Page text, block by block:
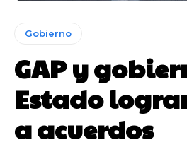
Gobierno
GAP y
Estado
a acuerdos